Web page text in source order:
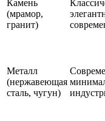
Камень
(мрамор,
гранит)
Металл
(нержавеющая
сталь, чугун)